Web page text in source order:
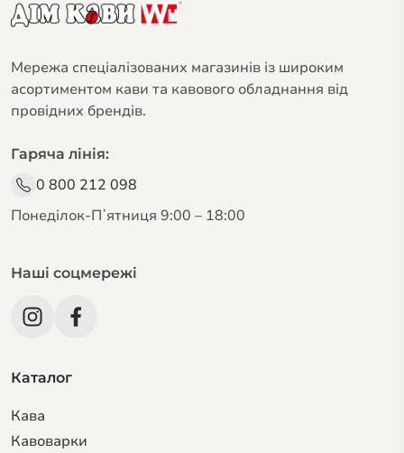
Мережа спеціалізованих магазинів із широким
асортиментом кави та кавового обладнання від
провідних брендів.
Гаряча лінія:
0 800 212 098
Понеділок-Пʼятниця 9:00 – 18:00
Наші соцмережі
Каталог
Кава
Кавоварки